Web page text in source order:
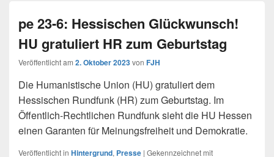
pe 23-6: Hessischen Glückwunsch!
HU gratuliert HR zum Geburtstag
Veröffentlicht am 2. Oktober 2023von FJH
Die Humanistische Union (HU) gratuliert dem
Hessischen Rundfunk (HR) zum Geburtstag. Im
Öffentlich-Rechtlichen Rundfunk sieht die HU Hessen
einen Garanten für Meinungsfreiheit und Demokratie.
Veröffentlicht in Hintergrund, Presse | Gekennzeichnet mit